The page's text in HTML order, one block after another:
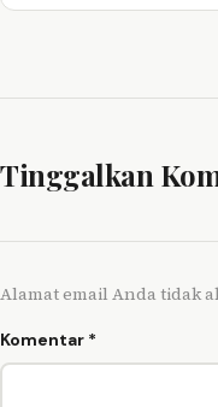
Tinggalkan
Alamat email Anda tidak
Komentar *